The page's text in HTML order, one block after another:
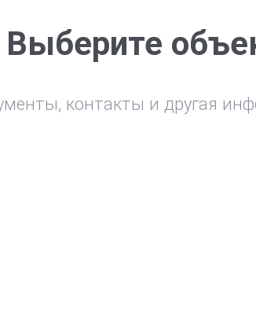
Выберите
контакты и другая